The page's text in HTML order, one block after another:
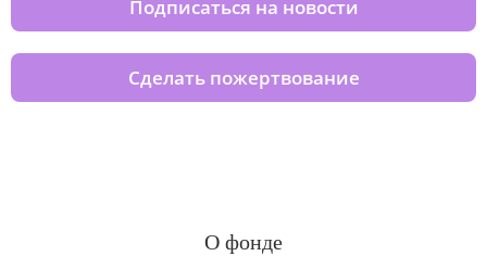
Подписаться на новости
Сделать пожертвование
О фонде